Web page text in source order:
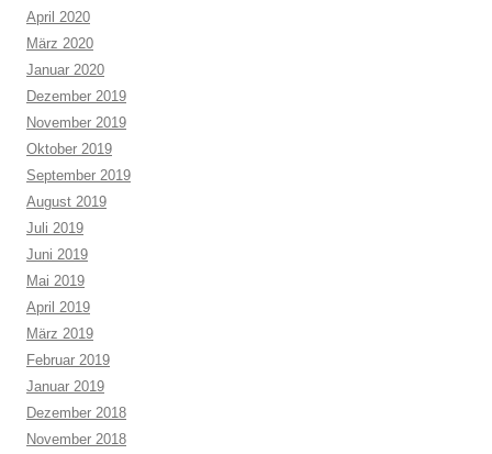
April 2020
März 2020
Januar 2020
Dezember 2019
November 2019
Oktober 2019
September 2019
August 2019
Juli 2019
Juni 2019
Mai 2019
April 2019
März 2019
Februar 2019
Januar 2019
Dezember 2018
November 2018